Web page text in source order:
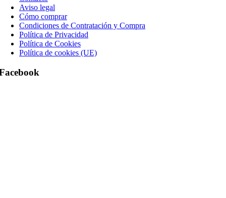
Aviso legal
Cómo comprar
Condiciones de Contratación y Compra
Política de Privacidad
Política de Cookies
Política de cookies (UE)